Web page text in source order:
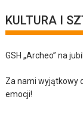
KULTURA I
GSH „Archeo” na
Za nami wyjątkowy
emocji!